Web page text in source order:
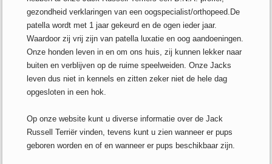
gezondheid verklaringen van een oogspecialist/orthopeed.De
patella wordt met 1 jaar gekeurd en de ogen ieder jaar.
Waardoor zij vrij zijn van patella luxatie en oog aandoeningen.
Onze honden leven in en om ons huis, zij kunnen lekker naar
buiten en verblijven op de ruime speelweiden. Onze Jacks
leven dus niet in kennels en zitten zeker niet de hele dag
opgesloten in een hok.
Op onze website kunt u diverse informatie over de Jack
Russell Terriër vinden, tevens kunt u zien wanneer er pups
geboren worden en of en wanneer er pups beschikbaar zijn.